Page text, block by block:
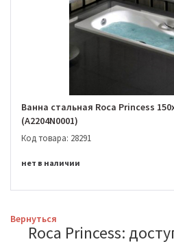
Roca Princess:
Ванна стальная Roca Princess
(A2204N0001)
Код товара: 28291
нет в наличии
Вернуться